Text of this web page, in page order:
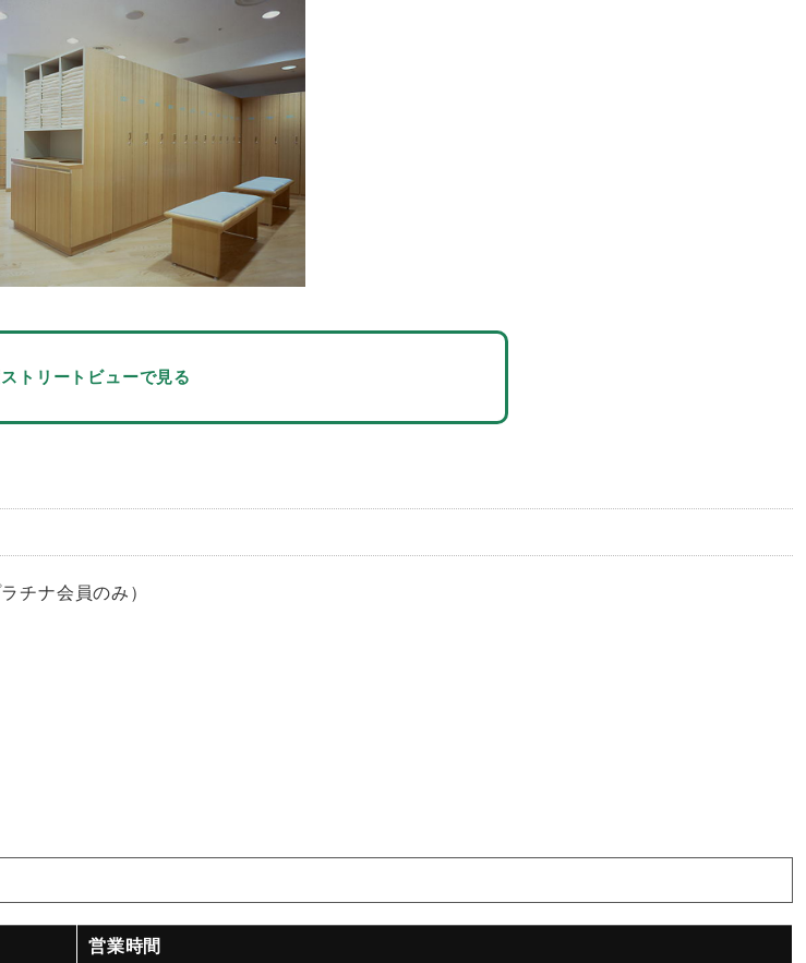
トリートビューで見る
チナ会員のみ）
営業時間